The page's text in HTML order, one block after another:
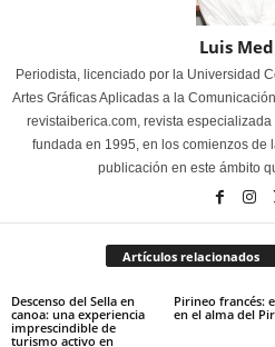
Luis
Periodista, licenciado por la Universidad
Artes Gráficas Aplicadas a la
revistaiberica.com, revista
fundada en 1995, en los comienzos de
publicación en este ámbito
Artículos relacionados
Descenso del Sella en
canoa: una experiencia
imprescindible de
turismo activo en
Pirineo francés:
en el alma del